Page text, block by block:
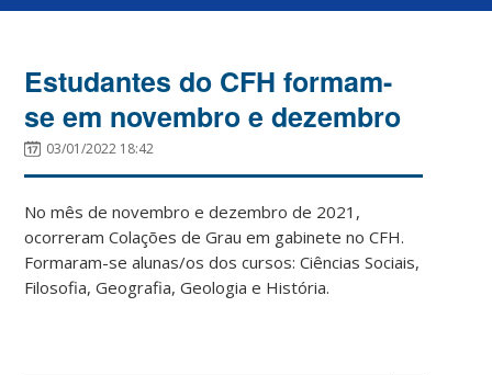
Estudantes do CFH formam-
se em novembro e dezembro
03/01/2022 18:42
No mês de novembro e dezembro de 2021,
ocorreram Colações de Grau em gabinete no CFH.
Formaram-se alunas/os dos cursos: Ciências Sociais,
Filosofia, Geografia, Geologia e História.